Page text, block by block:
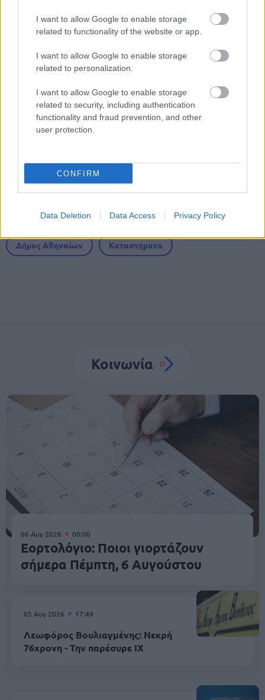
I want to allow Google to enable storage
related to functionality of the website or app.
I want to allow Google to enable storage
related to personalization.
I want to allow Google to enable storage
related to security, including authentication
functionality and fraud prevention, and other
user protection.
CONFIRM
Data Deletion Data Access Privacy Policy
ΔΥΠΑ/ΟΑΕΔ: 8.000 νέες προσλήψεις -
Από σήμερα οι αιτήσεις
Μόνιμοι στη ΣΤΑΣΥ: Θέσεις για
απόφοιτους λυκείου - Λήγουν οι
Δήμος Αθηναίων Καταστήματα
Κοινωνία
06 Αυγ 2026 00:00
Εορτολόγιο: Ποιοι γιορτάζουν
σήμερα Πέμπτη, 6 Αυγούστου
05 Αυγ 2026 17:49
Λεωφόρος Βουλιαγμένης: Νεκρή
76χρονη - Την παρέσυρε ΙΧ